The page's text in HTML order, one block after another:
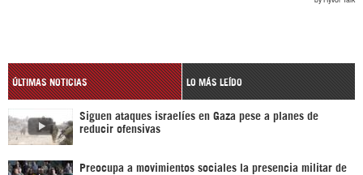
ÚLTIMAS NOTICIAS LO MÁS LEÍDO
Siguen ataques israelíes en Gaza pese a planes de
reducir ofensivas
Preocupa a movimientos sociales la presencia militar de